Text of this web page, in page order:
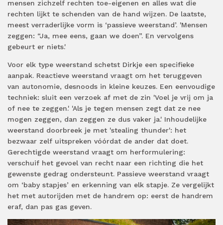
mensen zichzelf rechten toe-eigenen en alles wat die
rechten lijkt te schenden van de hand wijzen. De laatste,
meest verraderlijke vorm is ‘passieve weerstand’. 'Mensen
zeggen: “Ja, mee eens, gaan we doen”. En vervolgens
gebeurt er niets.'
Voor elk type weerstand schetst Dirkje een specifieke
aanpak. Reactieve weerstand vraagt om het teruggeven
van autonomie, desnoods in kleine keuzes. Een eenvoudige
techniek: sluit een verzoek af met de zin 'Voel je vrij om ja
of nee te zeggen.' 'Als je tegen mensen zegt dat ze nee
mogen zeggen, dan zeggen ze dus vaker ja.' Inhoudelijke
weerstand doorbreek je met 'stealing thunder': het
bezwaar zelf uitspreken vóórdat de ander dat doet.
Gerechtigde weerstand vraagt om herformulering:
verschuif het gevoel van recht naar een richting die het
gewenste gedrag ondersteunt. Passieve weerstand vraagt
om ‘baby stapjes’ en erkenning van elk stapje. Ze vergelijkt
het met autorijden met de handrem op: eerst de handrem
eraf, dan pas gas geven.